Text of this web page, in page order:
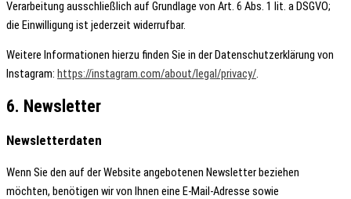
Verarbeitung ausschließlich auf Grundlage von Art. 6 Abs. 1 lit. a DSGVO;
die Einwilligung ist jederzeit widerrufbar.
Weitere Informationen hierzu finden Sie in der Datenschutzerklärung von
Instagram: https://instagram.com/about/legal/privacy/.
6. Newsletter
Newsletter­daten
Wenn Sie den auf der Website angebotenen Newsletter beziehen
möchten, benötigen wir von Ihnen eine E-Mail-Adresse sowie